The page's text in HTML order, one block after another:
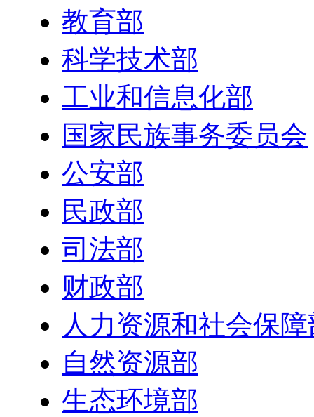
教育部
科学技术部
工业和信息化部
国家民族事务委员会
公安部
民政部
司法部
财政部
人力资源和社会保
自然资源部
生态环境部